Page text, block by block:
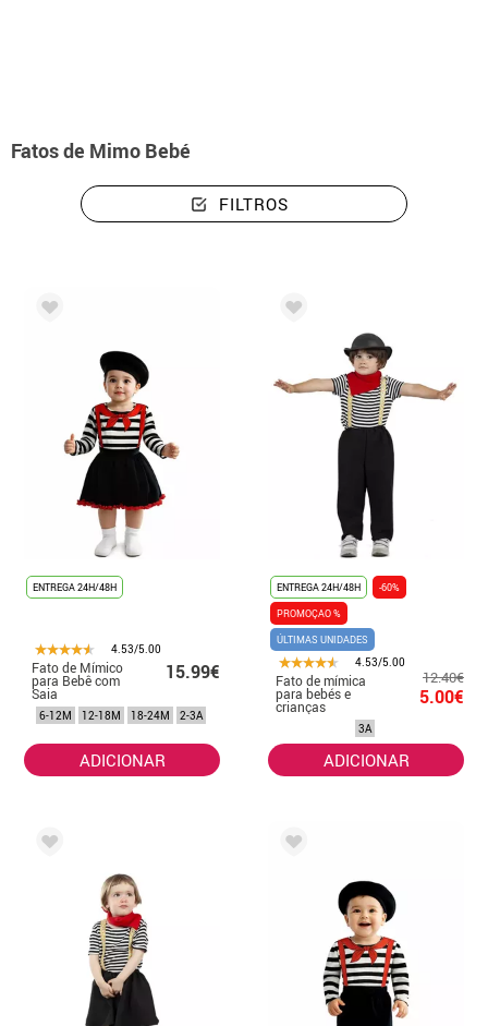
Fatos de Mimo Bebé
FILTROS
ENTREGA 24H/48H
4.53/5.00
Fato de Mímico
para Bebê com
Saia
15.99€
6-12M 12-18M 18-24M 2-3A
ADICIONAR
ENTREGA 24H/48H
-60%
PROMOÇAO %
ÚLTIMAS UNIDADES
4.53/5.00
Fato de mímica
para bebés e
crianças
12.40€
5.00€
3A
ADICIONAR